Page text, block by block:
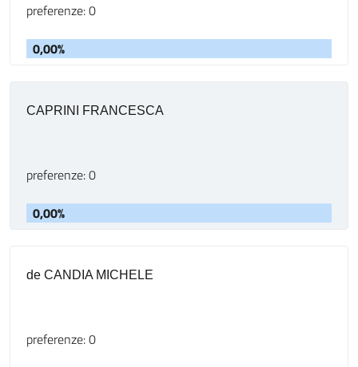
preferenze: 0
0,00%
CAPRINI FRANCESCA
preferenze: 0
0,00%
de CANDIA MICHELE
preferenze: 0